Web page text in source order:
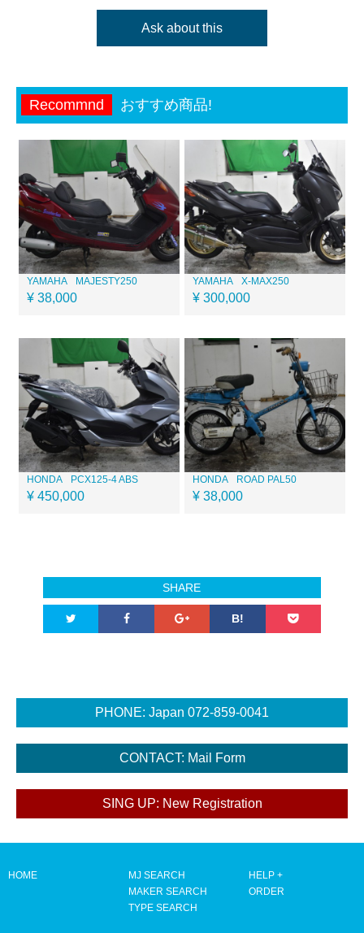
Ask about this
Recommnd おすすめ商品!
YAMAHA MAJESTY250
¥ 38,000
YAMAHA X-MAX250
¥ 300,000
HONDA PCX125-4 ABS
¥ 450,000
HONDA ROAD PAL50
¥ 38,000
SHARE
B!
HOME
MJ SEARCH
MAKER SEARCH
TYPE SEARCH
HELP +
ORDER